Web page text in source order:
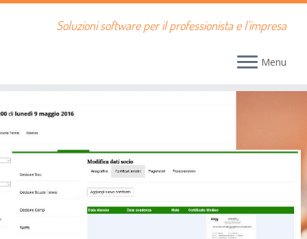
Soluzioni software per il professionista e l'impresa
Menu